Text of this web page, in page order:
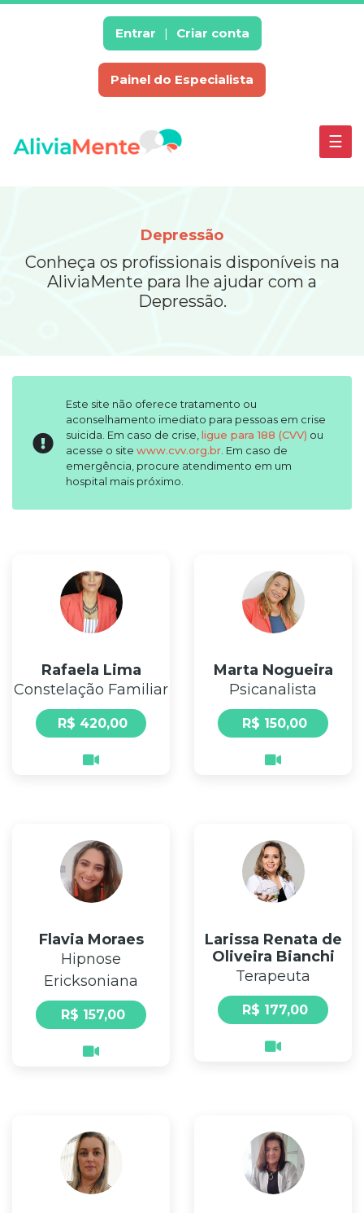
Entrar Criar conta
Painel do Especialista
☰
Síndrome
Crise
Existencial
Autoestima
Estresse
Inteligência
Emocional
Síndrome
Terapeuta
Floral
Hipnose
Ericksoniana
Coach
Reiki
Terapeuta
Disponíveis
agora
Depressão
Conheça os profissionais disponíveis na
AliviaMente para lhe ajudar com a
Depressão.
Este site não oferece tratamento ou
aconselhamento imediato para pessoas em crise
suicida. Em caso de crise, ligue para 188 (CVV) ou
acesse o site www.cvv.org.br . Em caso de
emergência, procure atendimento em um
hospital mais próximo.
Rafaela Lima
Constelação Familiar
R$ 420,00
Marta Nogueira
Psicanalista
R$ 150,00
Flavia Moraes
Hipnose
Ericksoniana
R$ 157,00
Larissa Renata de
Oliveira Bianchi
Terapeuta
R$ 177,00